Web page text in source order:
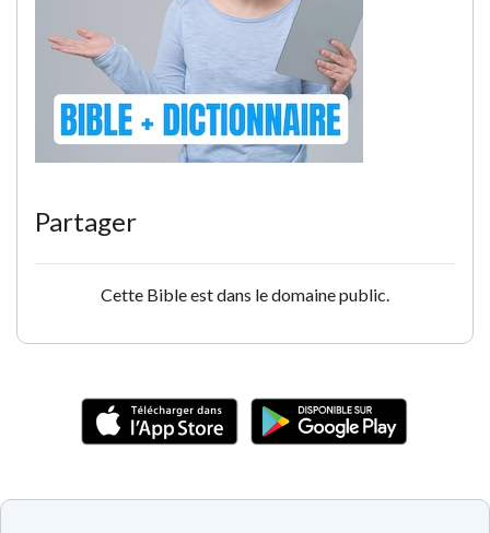
Partager
Cette Bible est dans le domaine public.